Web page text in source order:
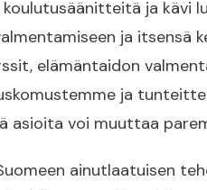
ja kävi
ja itsensä
elämäntaidon
ja
asioita voi muuttaa
ainutlaatuisen